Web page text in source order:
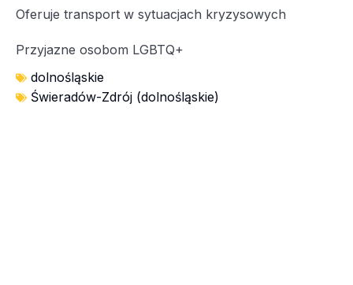
Oferuje transport w sytuacjach kryzysowych
Przyjazne osobom LGBTQ+
dolnośląskie
Świeradów-Zdrój (dolnośląskie)